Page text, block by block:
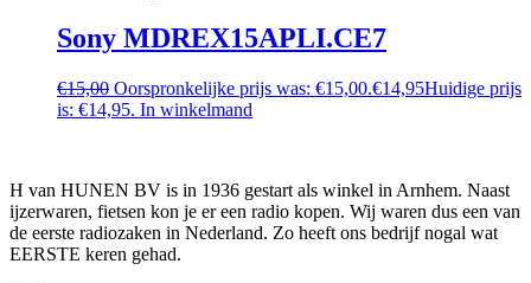
Sony MDREX15APLI.CE7
€15,00 Oorspronkelijke prijs was: €15,00.€14,95Huidige prijs
is: €14,95. In winkelmand
H van HUNEN BV is in 1936 gestart als winkel in Arnhem. Naast
ijzerwaren, fietsen kon je er een radio kopen. Wij waren dus een van
de eerste radiozaken in Nederland. Zo heeft ons bedrijf nogal wat
EERSTE keren gehad.